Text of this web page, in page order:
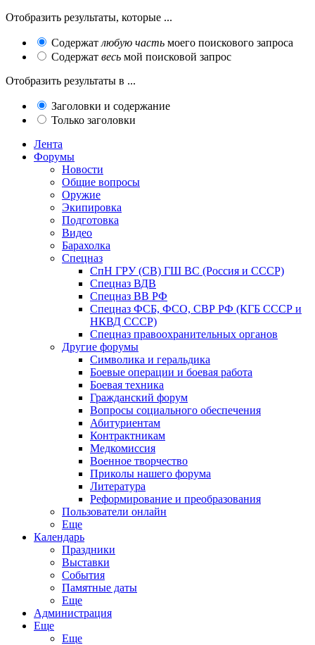
Отобразить результаты, которые ...
Содержат любую часть моего поискового запроса
Содержат весь мой поисковой запрос
Отобразить результаты в ...
Заголовки и содержание
Только заголовки
Лента
Форумы
Новости
Общие вопросы
Оружие
Экипировка
Подготовка
Видео
Барахолка
Спецназ
СпН ГРУ (СВ) ГШ ВС (Россия и СССР)
Спецназ ВДВ
Спецназ ВВ РФ
Спецназ ФСБ, ФСО, СВР РФ (КГБ СССР и
НКВД СССР)
Спецназ правоохранительных органов
Другие форумы
Символика и геральдика
Боевые операции и боевая работа
Боевая техника
Гражданский форум
Вопросы социального обеспечения
Абитуриентам
Контрактникам
Медкомиссия
Военное творчество
Приколы нашего форума
Литература
Реформирование и преобразования
Пользователи онлайн
Еще
Календарь
Праздники
Выставки
События
Памятные даты
Еще
Администрация
Еще
Еще